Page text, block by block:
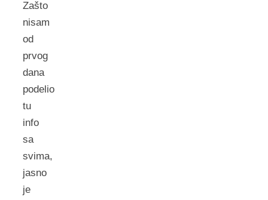
Zašto
nisam
od
prvog
dana
podelio
tu
info
sa
svima,
jasno
je